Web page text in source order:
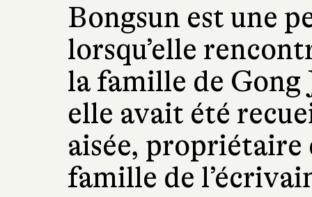
Bongsun est une
lorsqu’elle
la famille de
elle avait été
aisée, propriétaire
famille de